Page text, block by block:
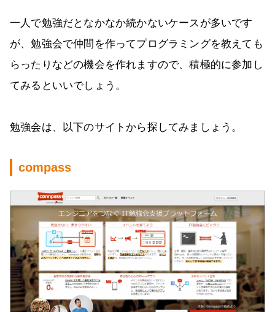
一人で勉強だとなかなか続かないケースが多いです
が、勉強会で仲間を作ってプログラミングを教えても
らったりなどの機会を作れますので、積極的に参加し
てみるといいでしょう。
勉強会は、以下のサイトから探してみましょう。
compass